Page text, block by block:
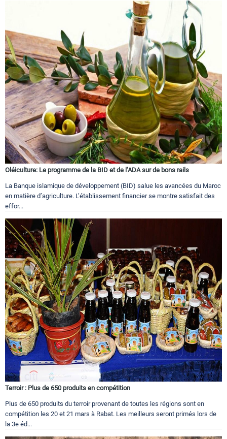
Oléiculture: Le programme de la BID et de l’ADA sur de bons rails
La Banque islamique de développement (BID) salue les avancées du Maroc
en matière d’agriculture. L’établissement financier se montre satisfait des
effor...
Terroir : Plus de 650 produits en compétition
Plus de 650 produits du terroir provenant de toutes les régions sont en
compétition les 20 et 21 mars à Rabat. Les meilleurs seront primés lors de
la 3e éd...